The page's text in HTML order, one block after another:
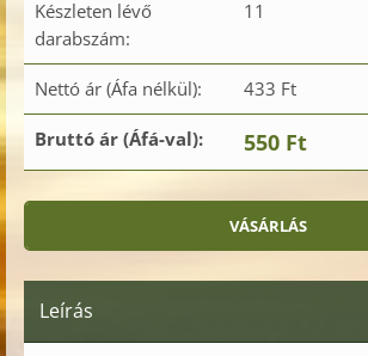
Készleten lévő
darabszám:
11
Nettó ár (Áfa nélkül): 433 Ft
Bruttó ár (Áfá-val): 550 Ft
Leírás